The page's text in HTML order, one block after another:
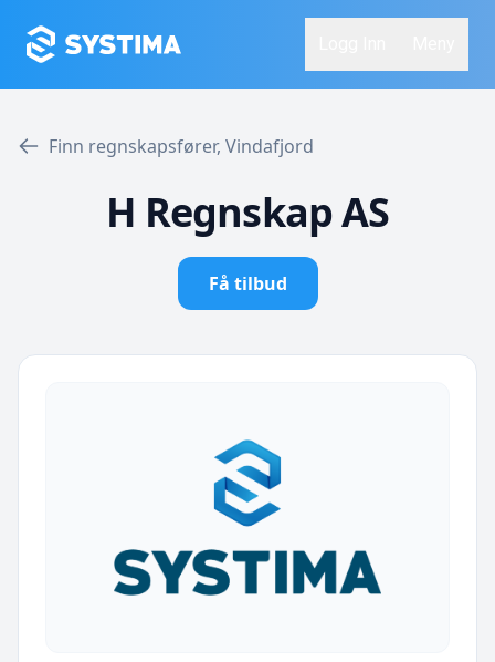
Finn regnskapsfører, Vindafjord
H Regnskap AS
Få tilbud